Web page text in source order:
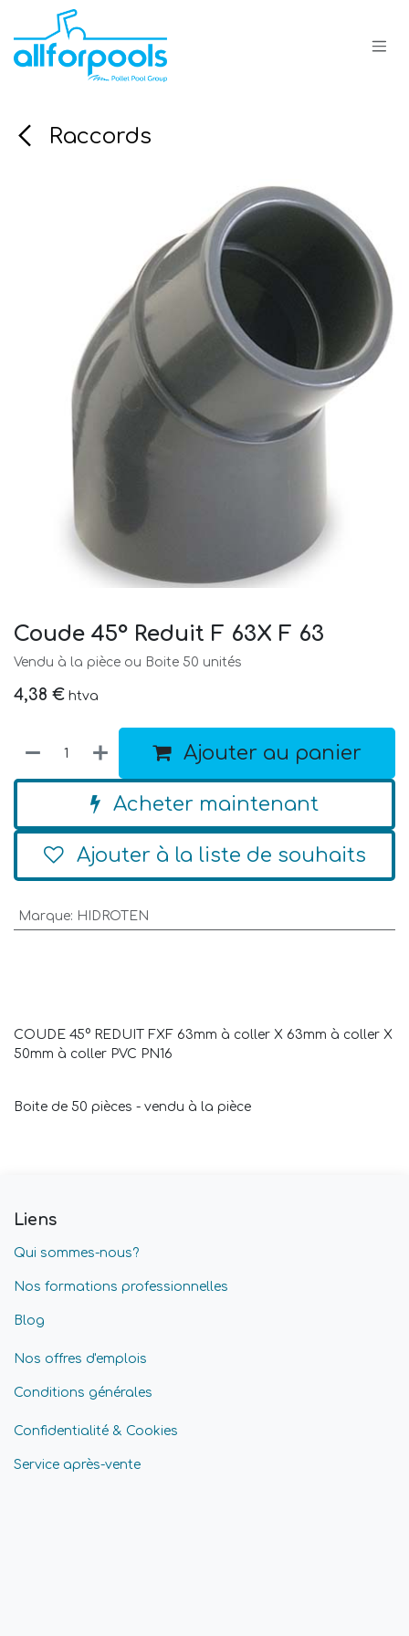
Se rendre au contenu
Raccords
Coude 45° Reduit F 63X F 63
Vendu à la pièce ou Boite 50 unités
4,38 € htva
Ajouter au panier
Acheter maintenant
Ajouter à la liste de souhaits
Marque: HIDROTEN
COUDE 45° REDUIT FXF 63mm à coller X 63mm à coller X
50mm à coller PVC PN16
Boite de 50 pièces - vendu à la pièce
Liens
Qui sommes-nous?
Nos formations professionnelles
Blog
Nos offres d'emplois
Conditions générales
Confidentialité & Cookies
Service après-vente